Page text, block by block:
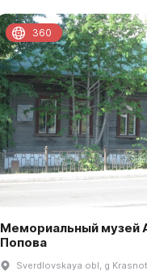
Мемориальный музей
Попова
Sverdlovskaya obl, g
360